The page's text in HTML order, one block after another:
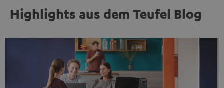
Highlights aus dem Teufel Blog